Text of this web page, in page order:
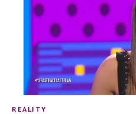
REALITY